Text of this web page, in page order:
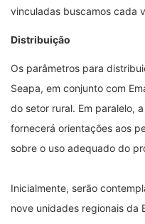
vinculadas buscamos cada
Distribuição
Os parâmetros para
Seapa, em conjunto com
do setor rural. Em paralelo,
fornecerá orientações aos
sobre o uso adequado do
Inicialmente, serão
nove unidades regionais da